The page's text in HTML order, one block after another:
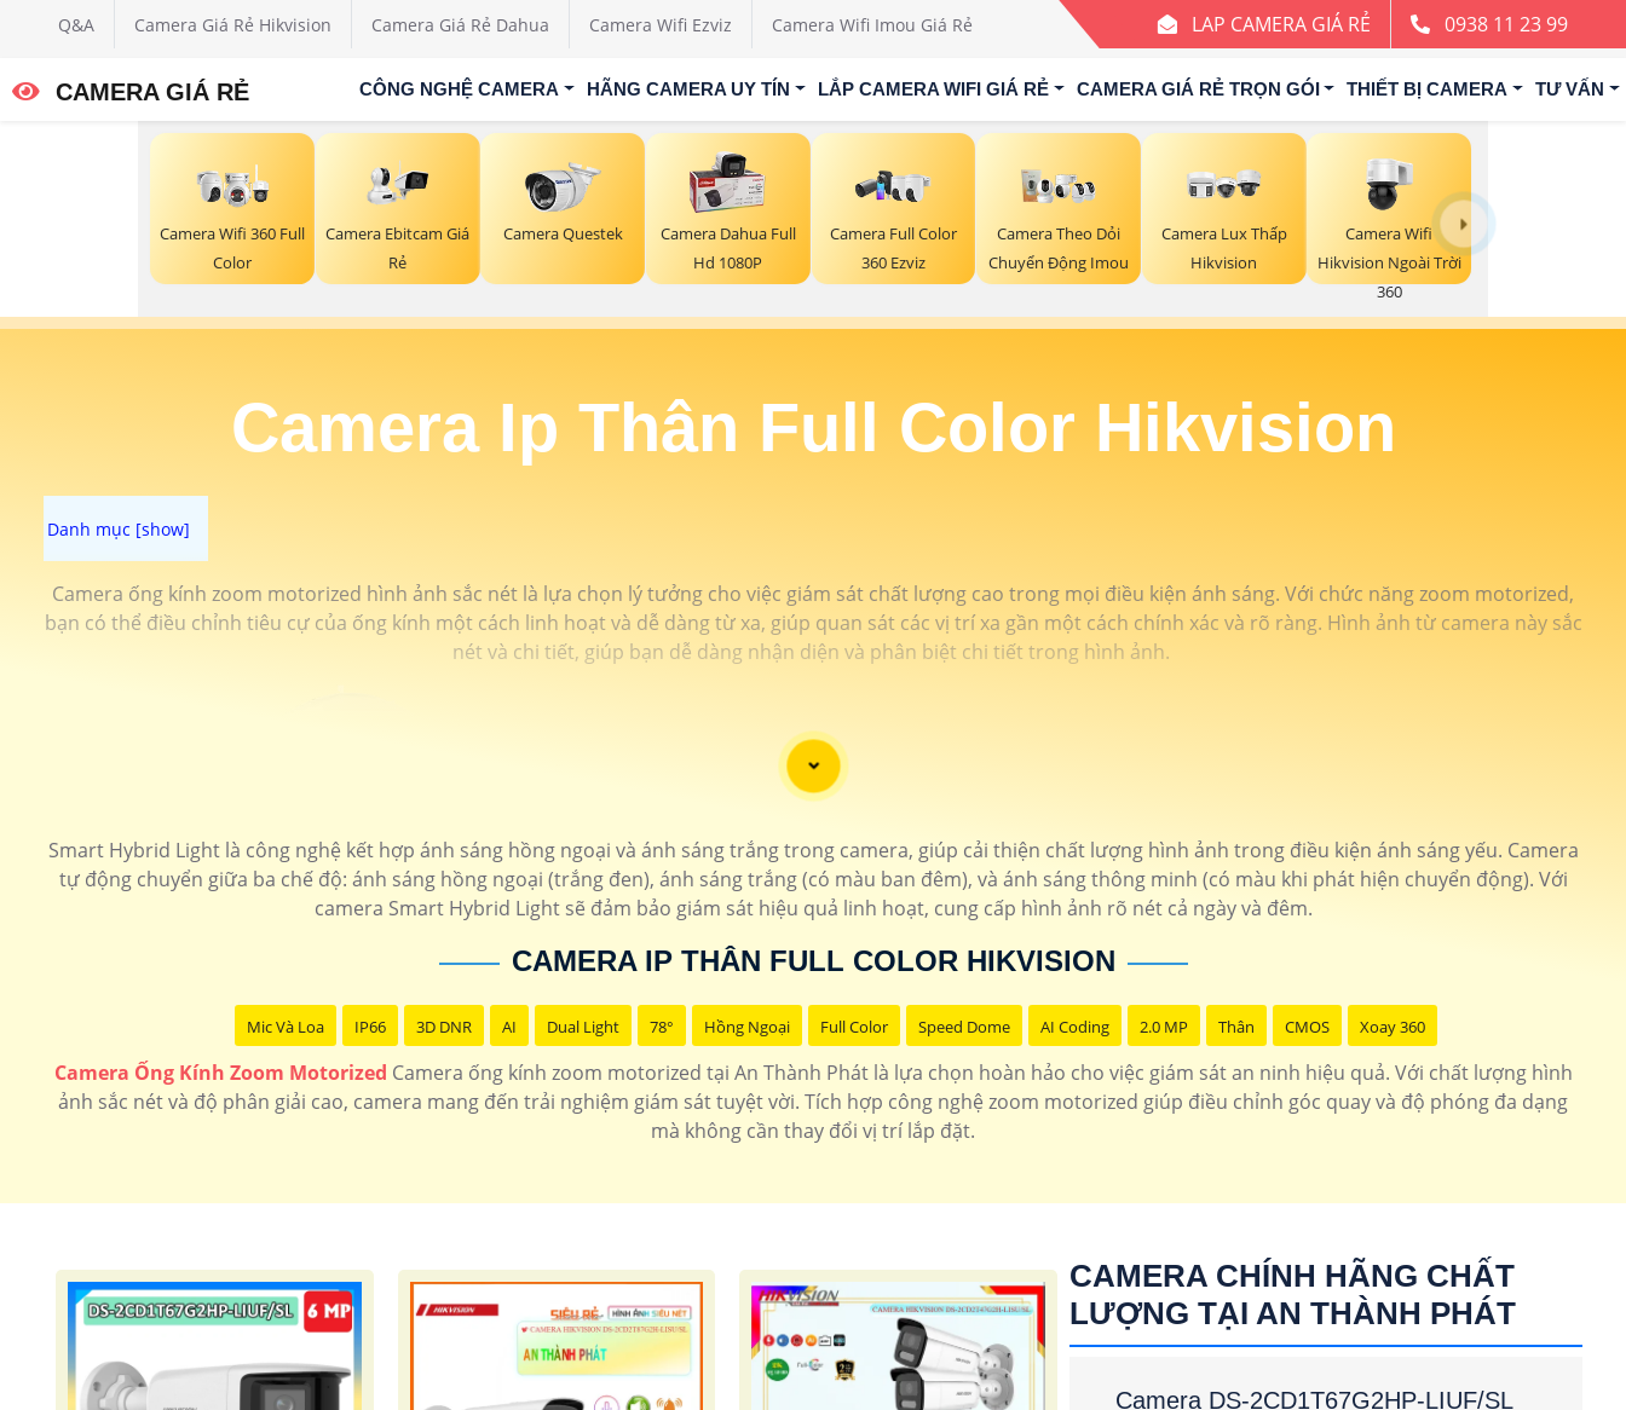
Q&A Camera Giá Rẻ Hikvision Camera Giá Rẻ Dahua Camera Wifi Ezviz Camera Wifi Imou Giá Rẻ LAP CAMERA GIÁ RẺ 0938 11 23 99
CAMERA GIÁ RẺ CÔNG NGHỆ CAMERA HÃNG CAMERA UY TÍN LẮP CAMERA WIFI GIÁ RẺ CAMERA GIÁ RẺ TRỌN GÓI THIẾT BỊ CAMERA TƯ VẤN
Camera Wifi 360 Full
Color
Camera Ebitcam Giá
Rẻ
Camera Questek
Camera Dahua Full
Hd 1080P
Camera Full Color
360 Ezviz
Camera Theo Dỏi
Chuyển Động Imou
Camera Lux Thấp
Hikvision
Camera Wifi
Hikvision Ngoài Trời
360
Camera Ip Thân Full Color Hikvision
Camera ống kính zoom motorized hình ảnh sắc nét là lựa chọn lý tưởng cho việc giám sát chất lượng cao trong mọi điều kiện ánh sáng. Với chức năng zoom motorized,
bạn có thể điều chỉnh tiêu cự của ống kính một cách linh hoạt và dễ dàng từ xa, giúp quan sát các vị trí xa gần một cách chính xác và rõ ràng. Hình ảnh từ camera này sắc
nét và chi tiết, giúp bạn dễ dàng nhận diện và phân biệt chi tiết trong hình ảnh.
Smart Hybrid Light là công nghệ kết hợp ánh sáng hồng ngoại và ánh sáng trắng trong camera, giúp cải thiện chất lượng hình ảnh trong điều kiện ánh sáng yếu. Camera
tự động chuyển giữa ba chế độ: ánh sáng hồng ngoại (trắng đen), ánh sáng trắng (có màu ban đêm), và ánh sáng thông minh (có màu khi phát hiện chuyển động). Với
camera Smart Hybrid Light sẽ đảm bảo giám sát hiệu quả linh hoạt, cung cấp hình ảnh rõ nét cả ngày và đêm.
CAMERA IP THÂN FULL COLOR HIKVISION
Mic Và Loa IP66 3D DNR AI Dual Light 78° Hồng Ngoại Full Color Speed Dome AI Coding 2.0 MP Thân CMOS Xoay 360
Camera Ống Kính Zoom Motorized Camera ống kính zoom motorized tại An Thành Phát là lựa chọn hoàn hảo cho việc giám sát an ninh hiệu quả. Với chất lượng hình
ảnh sắc nét và độ phân giải cao, camera mang đến trải nghiệm giám sát tuyệt vời. Tích hợp công nghệ zoom motorized giúp điều chỉnh góc quay và độ phóng đa dạng
mà không cần thay đổi vị trí lắp đặt.
CAMERA CHÍNH HÃNG CHẤT
LƯỢNG TẠI AN THÀNH PHÁT
Camera DS-2CD1T67G2HP-LIUF/SL